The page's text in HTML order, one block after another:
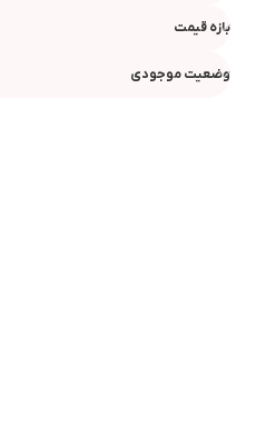
بازه قیمت
وضعیت موجودی